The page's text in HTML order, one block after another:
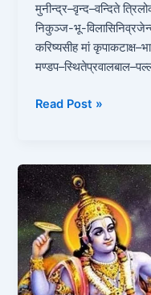
मुनीन्द्र–वृन्द–वन्दिते
निकुञ्ज-भू-
करिष्यसीह मां
Read Post »
विष्णु
स्तोत्रं
|
Vishnu
stotram